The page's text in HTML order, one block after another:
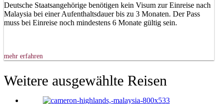
Deutsche Staatsangehörige benötigen kein Visum zur Einreise nach
Malaysia bei einer Aufenthaltsdauer bis zu 3 Monaten. Der Pass
muss bei Einreise noch mindestens 6 Monate gültig sein.
mehr erfahren
Weitere ausgewählte Reisen